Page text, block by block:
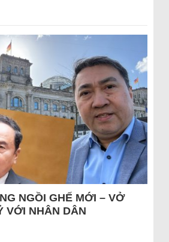
NGỒI GHẾ MỚI – VỞ
VỚI NHÂN DÂN